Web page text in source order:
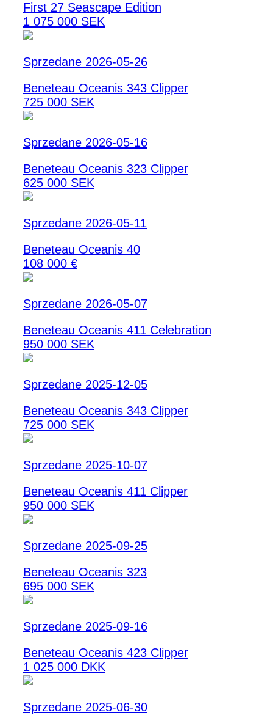
First 27 Seascape Edition
1 075 000 SEK
Sprzedane 2026-05-26
Beneteau Oceanis 343 Clipper
725 000 SEK
Sprzedane 2026-05-16
Beneteau Oceanis 323 Clipper
625 000 SEK
Sprzedane 2026-05-11
Beneteau Oceanis 40
108 000 €
Sprzedane 2026-05-07
Beneteau Oceanis 411 Celebration
950 000 SEK
Sprzedane 2025-12-05
Beneteau Oceanis 343 Clipper
725 000 SEK
Sprzedane 2025-10-07
Beneteau Oceanis 411 Clipper
950 000 SEK
Sprzedane 2025-09-25
Beneteau Oceanis 323
695 000 SEK
Sprzedane 2025-09-16
Beneteau Oceanis 423 Clipper
1 025 000 DKK
Sprzedane 2025-06-30